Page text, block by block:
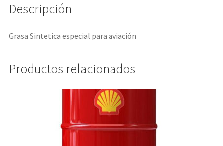
Descripción
Grasa Sintetica especial para aviación
Productos relacionados